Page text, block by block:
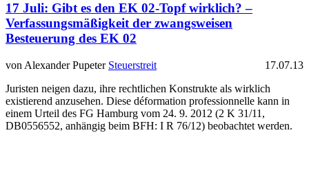
17 Juli: Gibt es den EK 02-Topf wirklich? –
Verfassungsmäßigkeit der zwangsweisen
Besteuerung des EK 02
von Alexander Pupeter Steuerstreit
17.07.13
Juristen neigen dazu, ihre rechtlichen Konstrukte als wirklich
existierend anzusehen. Diese déformation professionnelle kann in
einem Urteil des FG Hamburg vom 24. 9. 2012 (2 K 31/11,
DB0556552, anhängig beim BFH: I R 76/12) beobachtet werden.